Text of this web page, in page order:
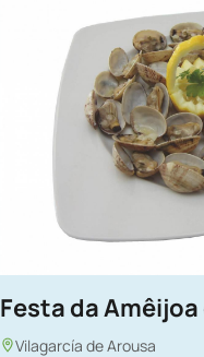
Festa da
Vilagarcía de Arousa